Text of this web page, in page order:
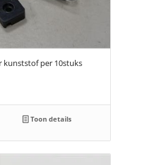
kunststof per 10stuks
Toon details